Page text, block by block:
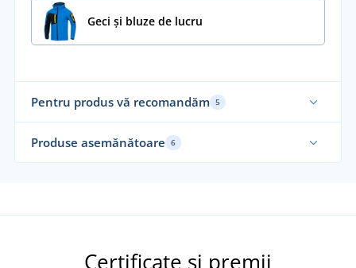
Geci și bluze de lucru
Pentru produs vă recomandăm 5
Produse asemănătoare 6
Certificate și premii